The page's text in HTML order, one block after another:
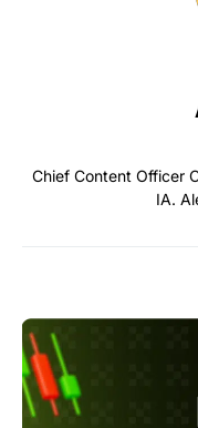
Chief Content Officer
IA.